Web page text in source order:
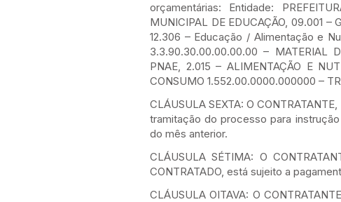
orçamentárias: Entidade:
MUNICIPAL DE EDUCAÇÃO, 09.001 –
12.306 – Educação / Alimentação e
3.3.90.30.00.00.00.00 – MATERIAL
PNAE, 2.015 – ALIMENTAÇÃO E
CONSUMO 1.552.00.0000.000000 –
CLÁUSULA SEXTA: O
tramitação do processo para
do mês anterior.
CLÁUSULA SÉTIMA: O
CONTRATADO, está sujeito a
CLÁUSULA OITAVA: O